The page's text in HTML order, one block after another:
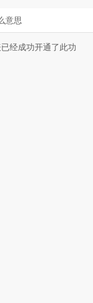
意思
经成功开通了此功